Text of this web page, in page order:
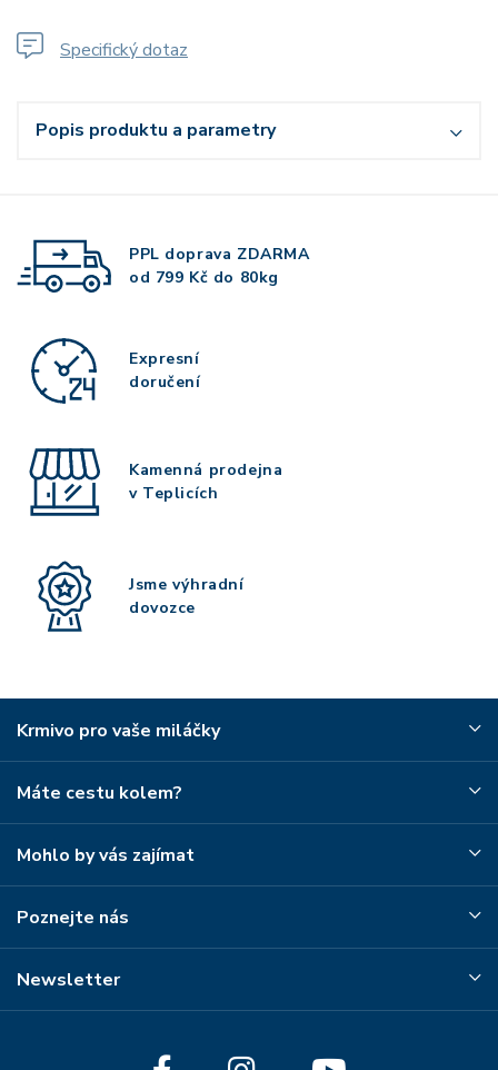
Specifický dotaz
Popis produktu a parametry
PPL doprava ZDARMA
od 799 Kč do 80kg
Expresní
doručení
Kamenná prodejna
v Teplicích
Jsme výhradní
dovozce
Krmivo pro vaše miláčky
Máte cestu kolem?
Mohlo by vás zajímat
Poznejte nás
Newsletter